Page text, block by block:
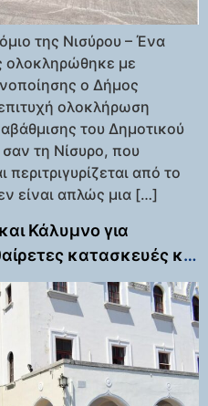
της Νισύρου – Ένα
ολοκληρώθηκε με
ο Δήμος
ολοκλήρωση
του Δημοτικού
σαν τη Νίσυρο, που
από το
είναι απλώς μια […]
Κάλυμνο για
κατασκευές και
αστυνομικού